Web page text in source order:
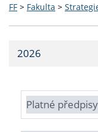
FF > Fakulta >
2026
Platné předpisy